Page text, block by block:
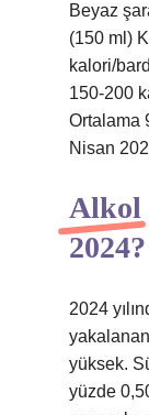
Beyaz
(150 ml)
kalori/
150-200
Ortalama
Nisan
Alkol
2024?
2024
yüksek.
yüzde